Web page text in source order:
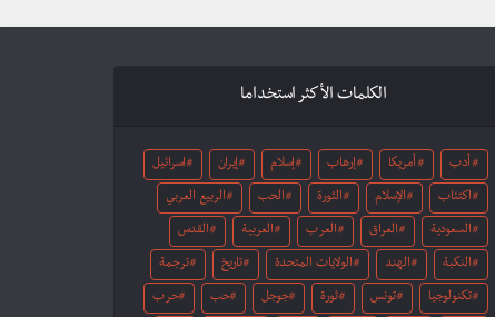
الكلمات الأكثر استخداما
أدب أمريكا إرهاب إسلام إيران اسرائيل
اكتئاب الإسلام الثورة الحب الربيع العربي
السعودية العراق العرب العربية القدس
النكبة الهند الولايات المتحدة تاريخ ترجمة
تكنولوجيا تونس ثورة جوجل حب حرب